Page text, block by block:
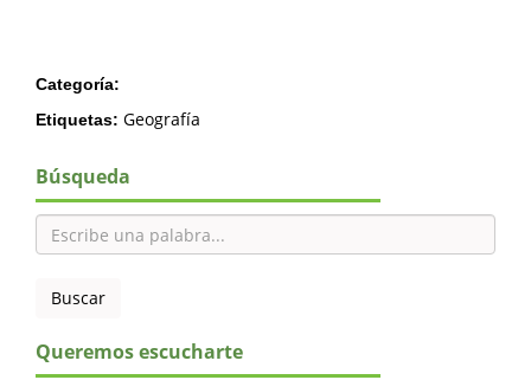
Categoría:
Etiquetas: Geografía
Búsqueda
Queremos escucharte